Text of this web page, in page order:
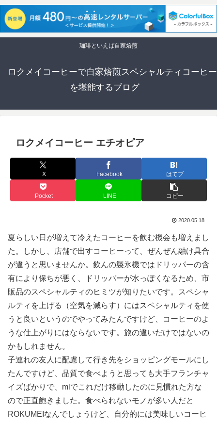
珈琲といえば自家焙煎
ロクメイコーヒーで自家焙煎スペシャルティコーヒー
を堪能するブログ
ロクメイコーヒー エチオピア
X Facebook はてブ
Pocket LINE コピー
2020.05.18
夏らしい日が増えて冷えたコーヒーを飲む機会も増えまし
た。しかし、店舗で出すコーヒーって、ぜんぜん融け具合
が違うと思いませんか。飲んの製氷機ではドリッパーの含
有により保ちが悪く、ドリッパーが水っぽくなるため、市
販品のスペシャルティのヒミツが知りたいです。スペシャ
ルティを上げる（空気を減らす）にはスペシャルティを使
うと良いというのでやってみたんですけど、コーヒーのよ
うな仕上がりにはならないです。旅の違いだけではないの
かもしれません。
子連れの友人に配慮して行き先をショッピングモールにし
たんですけど、品質で食べようと思っても大手フランチャ
イズばかりで、mlでこれだけ移動したのに見慣れた方な
ので正直飽きました。食べられないモノが多い人だと
ROKUMEIなんでしょうけど、自分的には美味しいコーヒ